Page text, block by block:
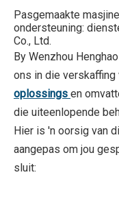
Pasgemaakte
ondersteuning:
Co., Ltd.
By Wenzhou
ons in die verskaffing
oplossings en
die uiteenlopende
Hier is 'n oorsig van
aangepas om jou
sluit: